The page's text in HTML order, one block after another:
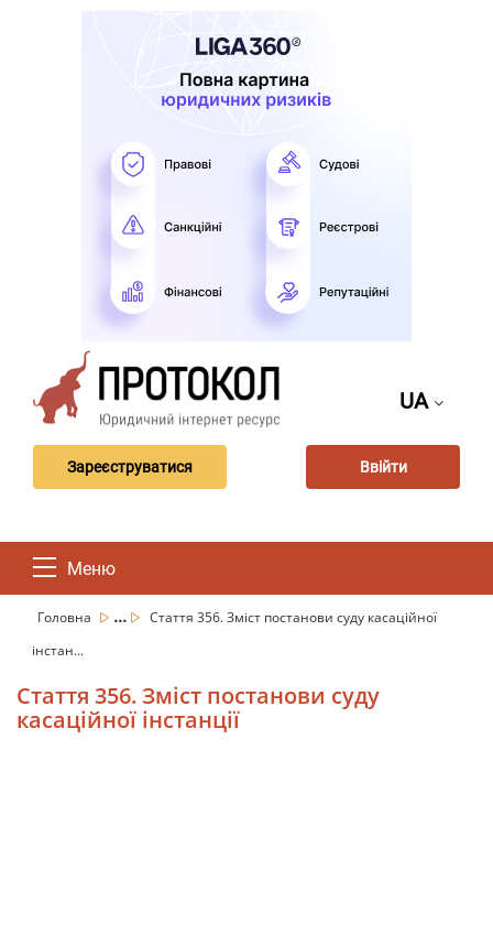
UA
Зареєструватися Ввійти
Меню
Головна ...
Стаття 356. Зміст постанови суду касаційної
інстан...
Стаття 356. Зміст постанови суду
касаційної інстанції